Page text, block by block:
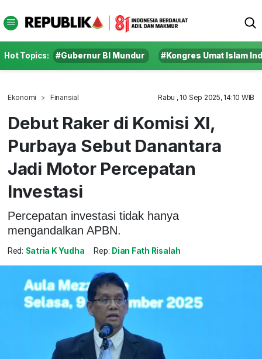
Hot Topics: #Gubernur BI Mundur #Kongres Umat Islam
Ekonomi Finansial Rabu , 10 Sep 2025, 14:10 WIB
Debut Raker di Komisi XI,
Purbaya Sebut Danantara
Jadi Motor Percepatan
Investasi
Percepatan investasi tidak hanya
mengandalkan APBN.
Red: Satria K Yudha Rep: Dian Fath Risalah